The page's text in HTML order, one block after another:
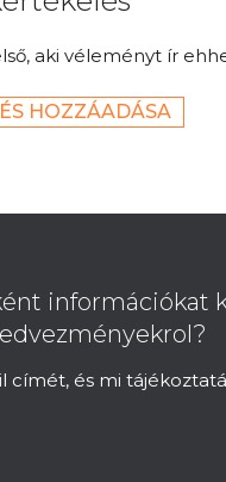
aki véleményt ír
HOZZÁADÁSA
információkat
címét, és mi